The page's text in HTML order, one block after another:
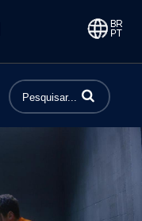
Insira termos